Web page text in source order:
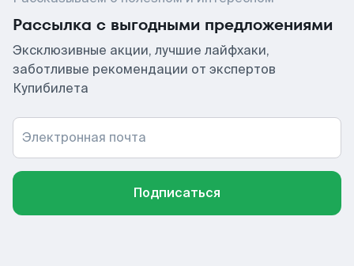
Рассылка с выгодными предложениями
Эксклюзивные акции, лучшие лайфхаки,
заботливые рекомендации от экспертов
Купибилета
Электронная почта
Подписаться